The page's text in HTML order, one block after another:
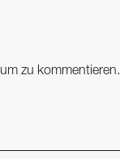
um zu kommentieren.